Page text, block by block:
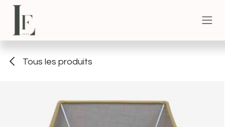
Se rendre au contenu
Tous les produits